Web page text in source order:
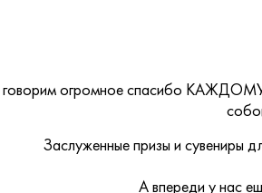
огромное спасибо КАЖДОМУ
Заслуженные призы и сувениры
А впереди у нас